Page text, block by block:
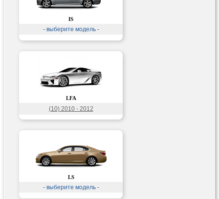
IS
- выберите модель -
LFA
(10) 2010 - 2012
LS
- выберите модель -